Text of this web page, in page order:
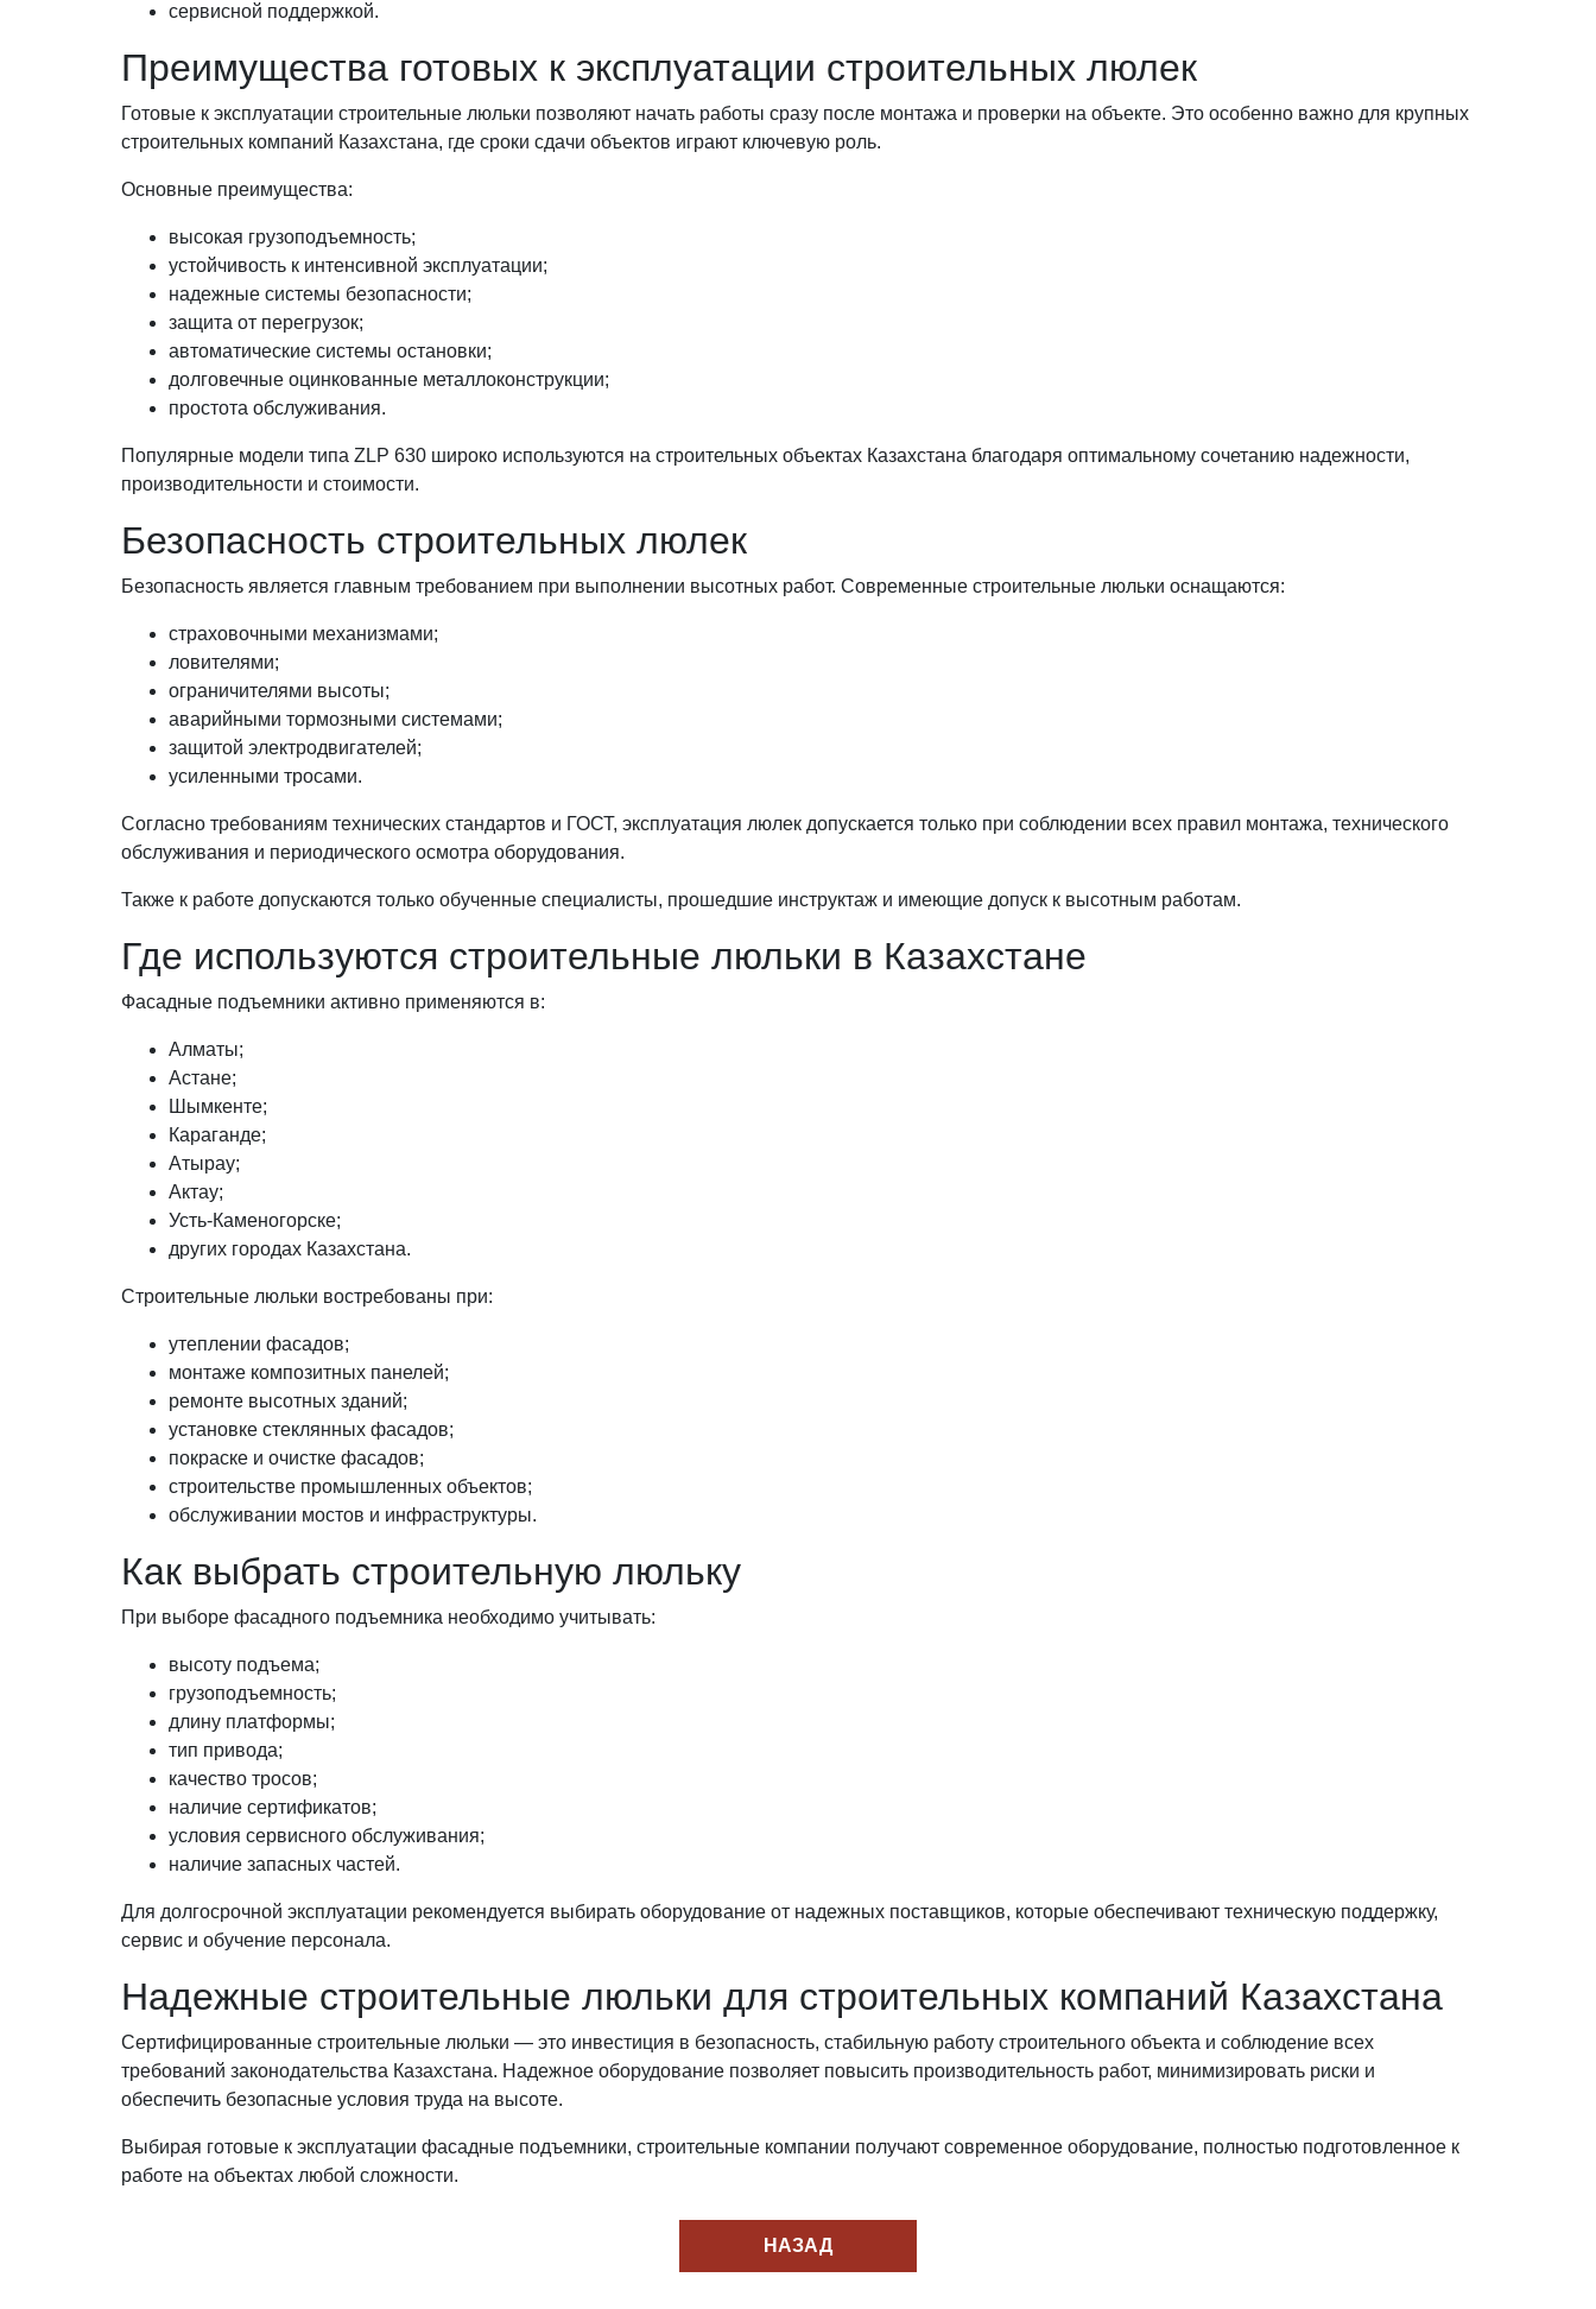
сервисной поддержкой.
Преимущества готовых к эксплуатации строительных люлек
Готовые к эксплуатации строительные люльки позволяют начать работы сразу после монтажа и проверки на объекте. Это особенно важно для крупных
строительных компаний Казахстана, где сроки сдачи объектов играют ключевую роль.
Основные преимущества:
высокая грузоподъемность;
устойчивость к интенсивной эксплуатации;
надежные системы безопасности;
защита от перегрузок;
автоматические системы остановки;
долговечные оцинкованные металлоконструкции;
простота обслуживания.
Популярные модели типа ZLP 630 широко используются на строительных объектах Казахстана благодаря оптимальному сочетанию надежности,
производительности и стоимости.
Безопасность строительных люлек
Безопасность является главным требованием при выполнении высотных работ. Современные строительные люльки оснащаются:
страховочными механизмами;
ловителями;
ограничителями высоты;
аварийными тормозными системами;
защитой электродвигателей;
усиленными тросами.
Согласно требованиям технических стандартов и ГОСТ, эксплуатация люлек допускается только при соблюдении всех правил монтажа, технического
обслуживания и периодического осмотра оборудования.
Также к работе допускаются только обученные специалисты, прошедшие инструктаж и имеющие допуск к высотным работам.
Где используются строительные люльки в Казахстане
Фасадные подъемники активно применяются в:
Алматы;
Астане;
Шымкенте;
Караганде;
Атырау;
Актау;
Усть-Каменогорске;
других городах Казахстана.
Строительные люльки востребованы при:
утеплении фасадов;
монтаже композитных панелей;
ремонте высотных зданий;
установке стеклянных фасадов;
покраске и очистке фасадов;
строительстве промышленных объектов;
обслуживании мостов и инфраструктуры.
Как выбрать строительную люльку
При выборе фасадного подъемника необходимо учитывать:
высоту подъема;
грузоподъемность;
длину платформы;
тип привода;
качество тросов;
наличие сертификатов;
условия сервисного обслуживания;
наличие запасных частей.
Для долгосрочной эксплуатации рекомендуется выбирать оборудование от надежных поставщиков, которые обеспечивают техническую поддержку,
сервис и обучение персонала.
Надежные строительные люльки для строительных компаний Казахстана
Сертифицированные строительные люльки — это инвестиция в безопасность, стабильную работу строительного объекта и соблюдение всех
требований законодательства Казахстана. Надежное оборудование позволяет повысить производительность работ, минимизировать риски и
обеспечить безопасные условия труда на высоте.
Выбирая готовые к эксплуатации фасадные подъемники, строительные компании получают современное оборудование, полностью подготовленное к
работе на объектах любой сложности.
НАЗАД